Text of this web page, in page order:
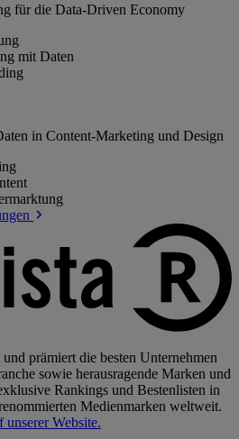
für die Data-Driven Economy
mit Daten
in Content-Marketing und Design
prämiert die besten Unternehmen
sowie herausragende Marken und
Rankings und Bestenlisten in
Medienmarken weltweit.
unserer Website.